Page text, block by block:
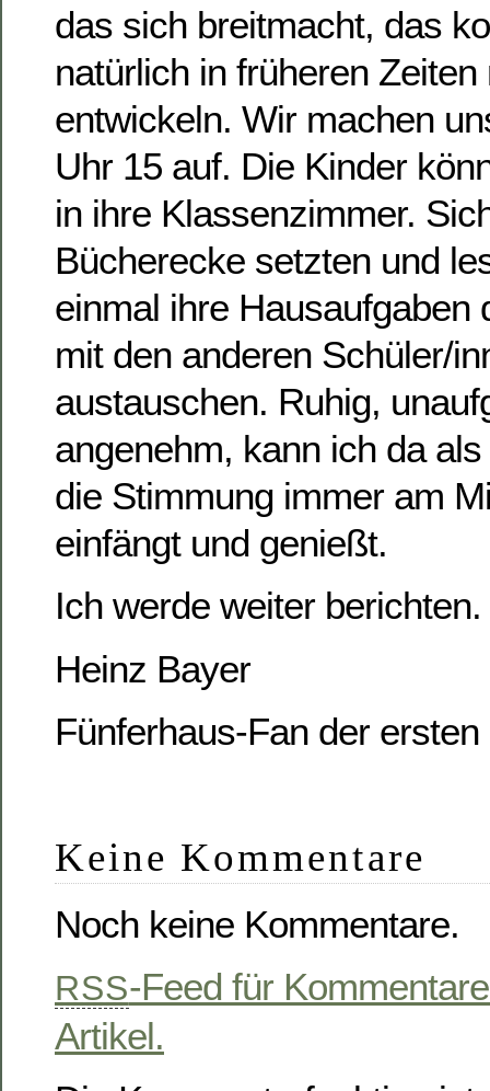
das sich breitmacht, das
natürlich in früheren Zeiten
entwickeln. Wir machen
Uhr 15 auf. Die Kinder
in ihre Klassenzimmer.
Bücherecke setzten und
einmal ihre Hausaufgaben
mit den anderen Schüler/
austauschen. Ruhig,
angenehm, kann ich da
die Stimmung immer am
einfängt und genießt.
Ich werde weiter berichten.
Heinz Bayer
Fünferhaus-Fan der
Keine Kommentare
Noch keine Kommentare.
RSS-Feed für
Artikel.